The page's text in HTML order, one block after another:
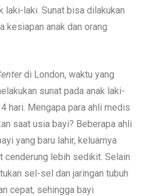
laki-laki. Sunat bisa dilakukan
kesiapan anak dan orang
di London, waktu yang
sunat pada anak laki-
hari. Mengapa para ahli medis
saat usia bayi? Beberapa ahli
yang baru lahir, keluarnya
cenderung lebih sedikit. Selain
sel-sel dan jaringan tubuh
cepat, sehingga bayi